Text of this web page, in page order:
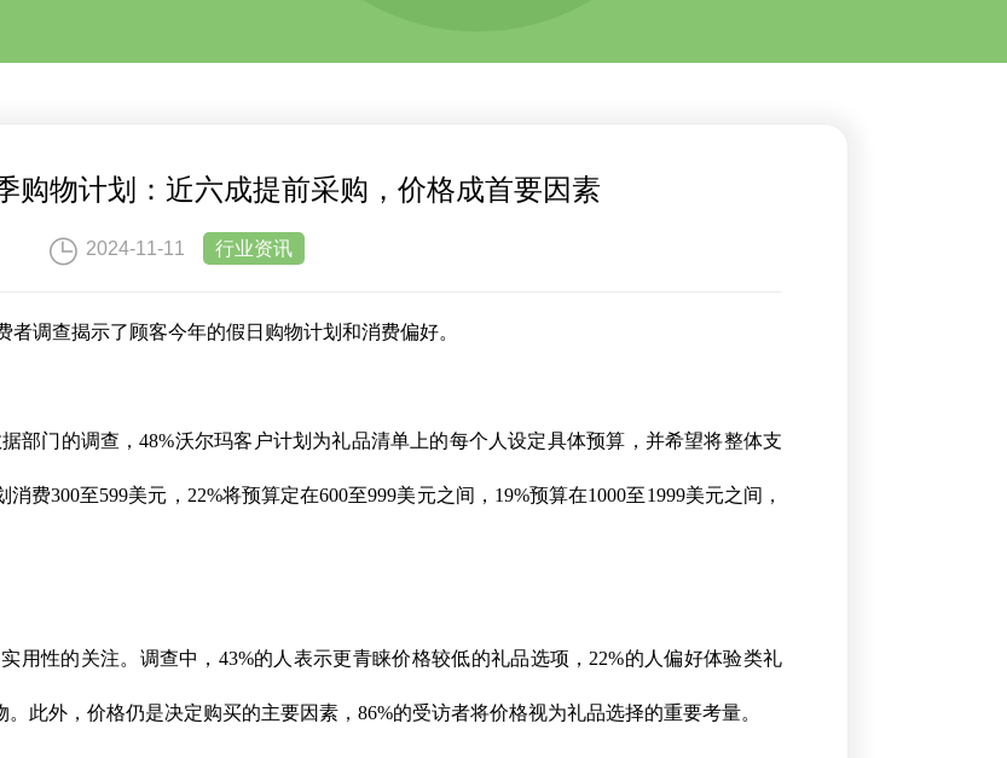
购物计划：近六成提前采购，价格成首要因素
2024-11-11 行业资讯
调查揭示了顾客今年的假日购物计划和消费偏好。
据部门的调查，48%沃尔玛客户计划为礼品清单上的每个人设定具体预算，并希望将整体支
费300至599美元，22%将预算定在600至999美元之间，19%预算在1000至1999美元之间，
用性的关注。调查中，43%的人表示更青睐价格较低的礼品选项，22%的人偏好体验类礼
此外，价格仍是决定购买的主要因素，86%的受访者将价格视为礼品选择的重要考量。